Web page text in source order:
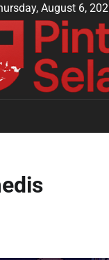
August 6,